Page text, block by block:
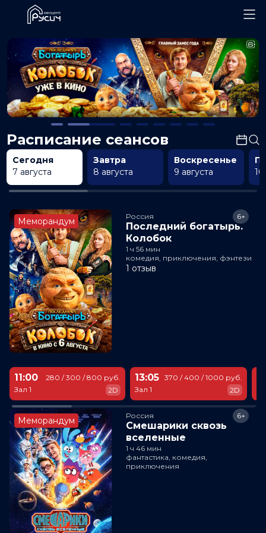
Расписание сеансов
Сегодня
7 августа
Завтра
8 августа
Воскресенье
9 августа
10
Меморандум Россия
Последний богатырь.
Колобок
6+
1 ч 56 мин
комедия, приключения, фэнтези
1 отзыв
11:00
Зал 1
280 / 300 / 800 руб.
2D
13:05
Зал 1
370 / 400 / 1000 руб.
2D
Меморандум Россия
Смешарики сквозь
вселенные
6+
1 ч 46 мин
фантастика, комедия,
приключения